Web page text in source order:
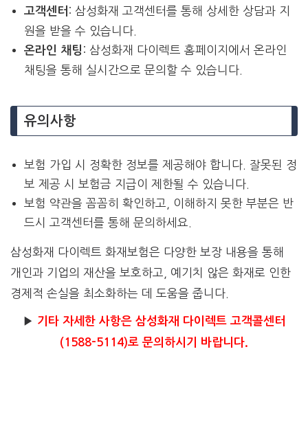
고객센터 : 삼성화재 고객센터를 통해 상세한 상담과 지
원을 받을 수 있습니다.
온라인 채팅 : 삼성화재 다이렉트 홈페이지에서 온라인
채팅을 통해 실시간으로 문의할 수 있습니다.
유의사항
보험 가입 시 정확한 정보를 제공해야 합니다. 잘못된 정
보 제공 시 보험금 지급이 제한될 수 있습니다.
보험 약관을 꼼꼼히 확인하고, 이해하지 못한 부분은 반
드시 고객센터를 통해 문의하세요.
삼성화재 다이렉트 화재보험은 다양한 보장 내용을 통해
개인과 기업의 재산을 보호하고, 예기치 않은 화재로 인한
경제적 손실을 최소화하는 데 도움을 줍니다.
▶ 기타 자세한 사항은 삼성화재 다이렉트 고객콜센터
(1588-5114)로 문의하시기 바랍니다.